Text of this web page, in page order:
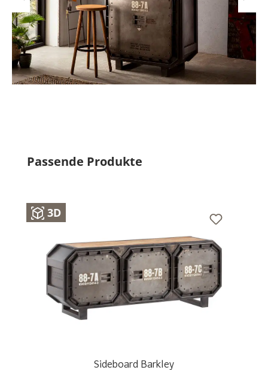
Produktgalerie überspringen
Passende Produkte
3D
Sideboard Barkley